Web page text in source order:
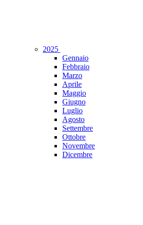
2025
Gennaio
Febbraio
Marzo
Aprile
Maggio
Giugno
Luglio
Agosto
Settembre
Ottobre
Novembre
Dicembre